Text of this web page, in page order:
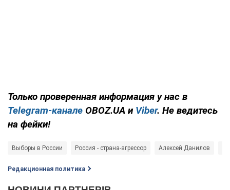
Только проверенная информация у нас в
Telegram-канале OBOZ.UA и Viber. Не ведитесь
на фейки!
Выборы в России Россия - страна-агрессор Алексей Данилов
Редакционная политика